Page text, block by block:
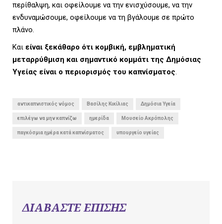
περίθαλψη, και οφείλουμε να την ενισχύσουμε, να την
ενδυναμώσουμε, οφείλουμε να τη βγάλουμε σε πρώτο
πλάνο.
Και είναι ξεκάθαρο ότι κομβική, εμβληματική
μεταρρύθμιση και σημαντικό κομμάτι της Δημόσιας
Υγείας είναι ο περιορισμός του καπνίσματος.
αντικαπνιστικός νόμος Βασίλης Κικίλιας Δημόσια Υγεία
επιλέγω να μην καπνίζω ημερίδα Μουσείο Ακρόπολης
παγκόσμια ημέρα κατά καπνίσματος υπουργείο υγείας
ΔΙΑΒΑΣΤΕ ΕΠΙΣΗΣ